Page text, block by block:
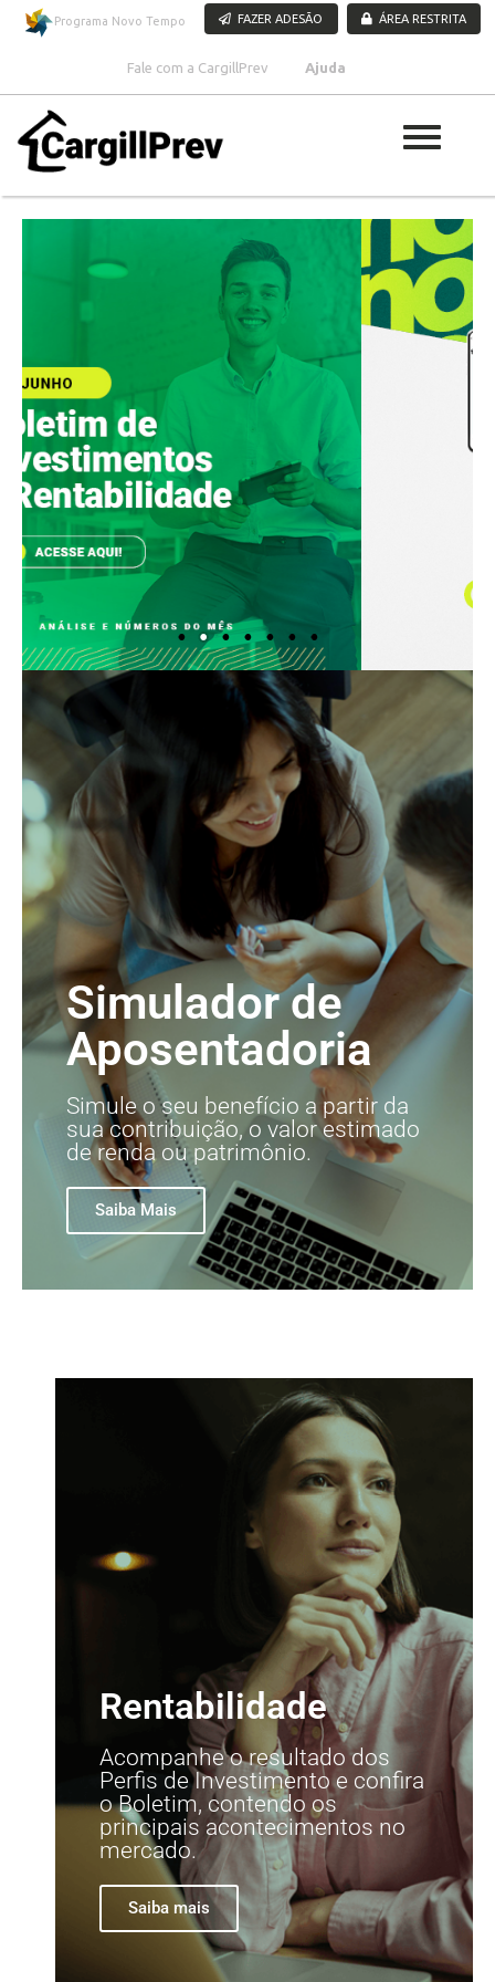
Pular para o conteúdo
Programa Novo Tempo FAZER ADESÃO ÁREA RESTRITA
Fale com a CargillPrev Ajuda
Simulador de
Aposentadoria
Simule o seu benefício a partir da
sua contribuição, o valor estimado
de renda ou patrimônio.
Saiba Mais
Rentabilidade
Acompanhe o resultado dos
Perfis de Investimento e confira
o Boletim, contendo os
principais acontecimentos no
mercado.
Saiba mais